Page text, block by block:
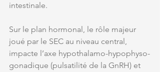
intestinale.
Sur le plan hormonal, le rôle majeur
joué par le SEC au niveau central,
impacte l’axe hypothalamo-hypophyso-
gonadique (pulsatilité de la GnRH) et